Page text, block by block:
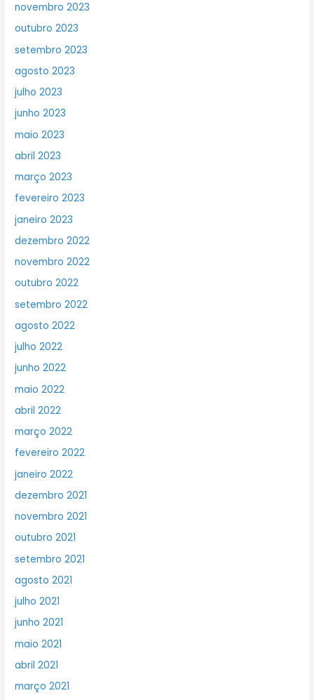
novembro 2023
outubro 2023
setembro 2023
agosto 2023
julho 2023
junho 2023
maio 2023
abril 2023
março 2023
fevereiro 2023
janeiro 2023
dezembro 2022
novembro 2022
outubro 2022
setembro 2022
agosto 2022
julho 2022
junho 2022
maio 2022
abril 2022
março 2022
fevereiro 2022
janeiro 2022
dezembro 2021
novembro 2021
outubro 2021
setembro 2021
agosto 2021
julho 2021
junho 2021
maio 2021
abril 2021
março 2021